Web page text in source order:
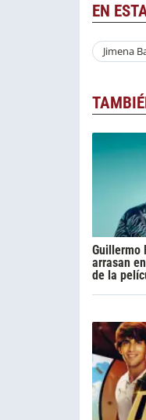
EN
Jimena
Guillermo
arrasan
de la